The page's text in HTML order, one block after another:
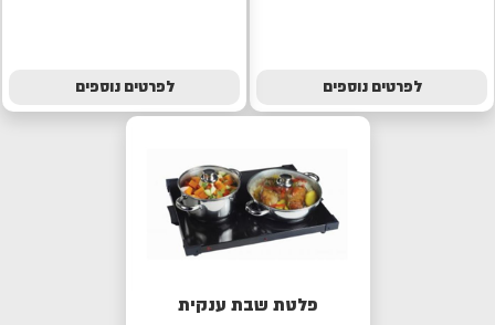
לפרטים נוספים לפרטים נוספים
פלטת שבת ענקית